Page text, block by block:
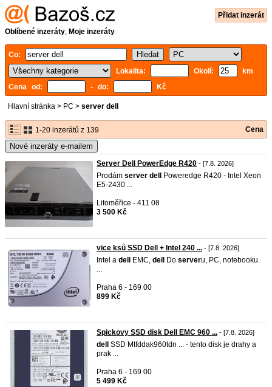
Přidat inzerát
Oblíbené inzeráty, Moje inzeráty
Co:
Lokalita:
Okolí:
km
Cena od:
- do: Kč
Hlavní stránka > PC > server dell
1-20 inzerátů z 139 Cena
Nové inzeráty e-mailem
Server Dell PowerEdge R420 - [7.8. 2026]
Prodám server dell
Poweredge R420 - Intel Xeon
E5-2430 ...
Litoměřice - 411 08
3 500 Kč
vice ksů SSD Dell + Intel 240 ... - [7.8. 2026]
Intel a dell EMC, dell Do serveru, PC, notebooku.
...
Praha 6 - 169 00
899 Kč
Spickovy SSD disk Dell EMC 960 ... - [7.8. 2026]
dell
SSD Mtfddak960tdn ... - tento disk je drahy a
prak ...
Praha 6 - 169 00
5 499 Kč